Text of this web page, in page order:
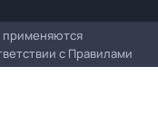
с Правилами